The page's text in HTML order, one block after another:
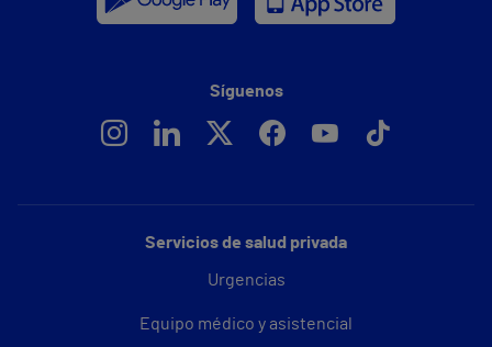
Servicios de salud privada
Urgencias
Equipo médico y asistencial
Síguenos